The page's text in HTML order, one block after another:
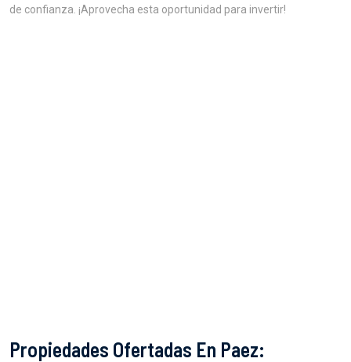
de confianza. ¡Aprovecha esta oportunidad para invertir!
Propiedades Ofertadas En Paez: